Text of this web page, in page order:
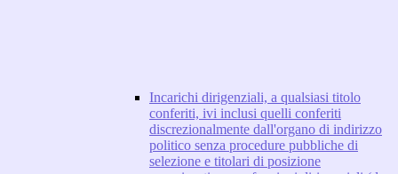
Incarichi dirigenziali, a qualsiasi titolo
conferiti, ivi inclusi quelli conferiti
discrezionalmente dall'organo di indirizzo
politico senza procedure pubbliche di
selezione e titolari di posizione